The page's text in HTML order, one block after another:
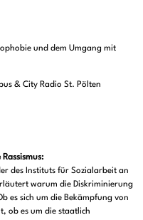
und dem Umgang mit
& City Radio St. Pölten
des Instituts für Sozialarbeit an
warum die Diskriminierung
es sich um die Bekämpfung von
ob es um die staatlich